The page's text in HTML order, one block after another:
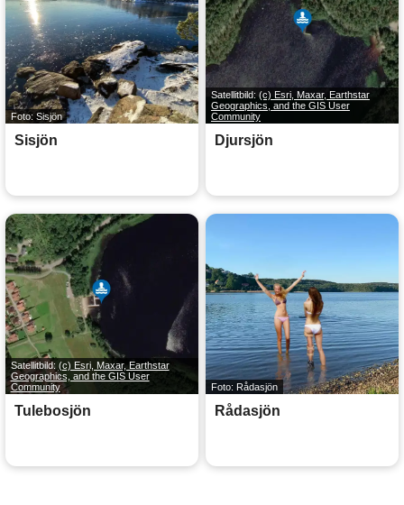
Foto: Sisjön
Sisjön
Satellitbild: (c) Esri, Maxar, Earthstar
Geographics, and the GIS User
Community
Djursjön
Satellitbild: (c) Esri, Maxar, Earthstar
Geographics, and the GIS User
Community
Tulebosjön
Foto: Rådasjön
Rådasjön